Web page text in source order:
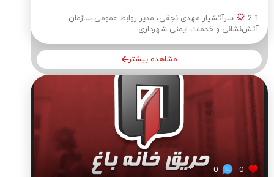
سرآتشیار مهدی نجفی، مدیر روابط عمومی سازمان
آتش‌نشانی و خدمات ایمنی شهرداری...
مشاهده بیشتر
0
0